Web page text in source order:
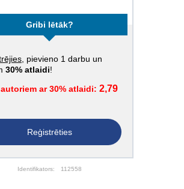
Gribi lētāk?
, pievieno 1 darbu un
30% atlaidi!
ar 30% atlaidi: 2,79
Reģistrēties
Identifikators: 112558